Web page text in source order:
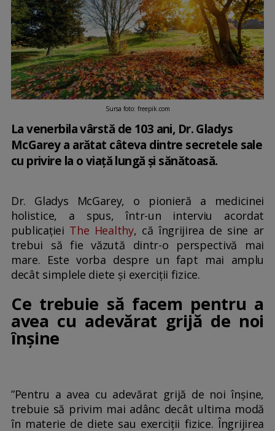
Sursa foto: freepik.com
La venerbila vârstă de 103 ani, Dr. Gladys
McGarey a arătat câteva dintre secretele sale
cu privire la o viață lungă și sănătoasă.
Dr. Gladys McGarey, o pionieră a medicinei
holistice, a spus, într-un interviu acordat
publicației The Healthy, că îngrijirea de sine ar
trebui să fie văzută dintr-o perspectivă mai
mare. Este vorba despre un fapt mai amplu
decât simplele diete și exerciții fizice.
Ce trebuie să facem pentru a
avea cu adevărat grijă de noi
înșine
”Pentru a avea cu adevărat grijă de noi înșine,
trebuie să privim mai adânc decât ultima modă
în materie de diete sau exerciții fizice. Îngrijirea